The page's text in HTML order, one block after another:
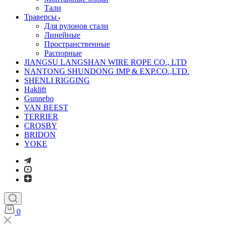
Тали
Траверсы
Для рулонов стали
Линейные
Пространственные
Распорные
JIANGSU LANGSHAN WIRE ROPE CO., LTD
NANTONG SHUNDONG IMP & EXP.CO.,LTD.
SHENLI RIGGING
Haklift
Gunnebo
VAN BEEST
TERRIER
CROSBY
BRIDON
YOKE
0